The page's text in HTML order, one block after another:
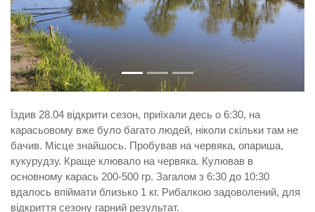
Їздив 28.04 відкрити сезон, приїхали десь о 6:30, на
карасьовому вже було багато людей, ніколи скільки там не
бачив. Місце знайшось. Пробував на червяка, опариша,
кукурудзу. Краще клювало на червяка. Кулював в
основному карась 200-500 гр. Загалом з 6:30 до 10:30
вдалось впіймати близько 1 кг. Рибалкою задоволений, для
відкриття сезону гарний результат.